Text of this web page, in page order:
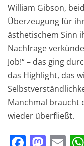
William Gibson,
Überzeugung für
ästhetischem Sinn
Nachfrage
Job!“ – das ging
das Highlight, das
Manchmal braucht
wieder überfließt.